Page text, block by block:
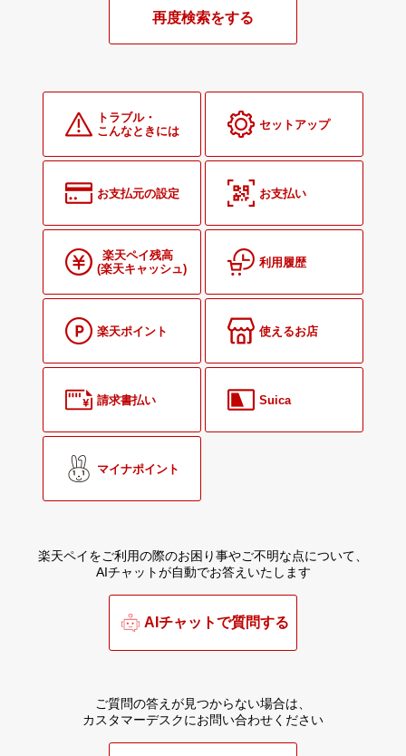
再度検索をする
トラブル・
こんなときには
セットアップ
お支払元の設定 お支払い
楽天ペイ残高
(楽天キャッシュ)
利用履歴
楽天ポイント 使えるお店
請求書払い Suica
マイナポイント
楽天ペイをご利用の際のお困り事やご不明な点について、
AIチャットが自動でお答えいたします
AIチャットで質問する
ご質問の答えが見つからない場合は、
カスタマーデスクにお問い合わせください